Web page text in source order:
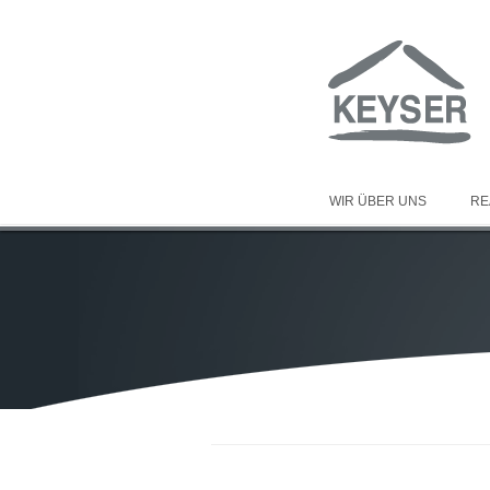
WIR ÜBER UNS